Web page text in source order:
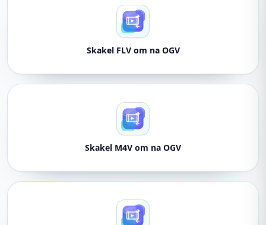
Skakel FLV om na OGV
Skakel M4V om na OGV